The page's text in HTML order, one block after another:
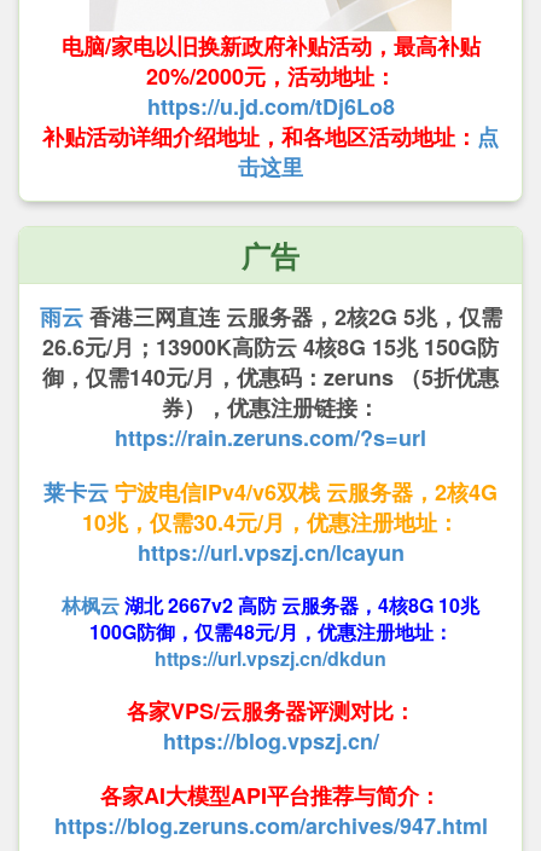
电脑/家电以旧换新政府补贴活动，最高补贴
20%/2000元，活动地址：
https://u.jd.com/tDj6Lo8
补贴活动详细介绍地址，和各地区活动地址： 点
击这里
广告
雨云香港三网直连 云服务器，2核2G 5兆，仅需
26.6元/月；13900K高防云 4核8G 15兆 150G防
御，仅需140元/月，优惠码：zeruns （5折优惠
券），优惠注册链接：
https://rain.zeruns.com/?s=url
莱卡云宁波电信IPv4/v6双栈 云服务器，2核4G
10兆，仅需30.4元/月，优惠注册地址：
https://url.vpszj.cn/lcayun
林枫云湖北 2667v2 高防 云服务器，4核8G 10兆
100G防御，仅需48元/月，优惠注册地址：
https://url.vpszj.cn/dkdun
各家VPS/云服务器评测对比：
https://blog.vpszj.cn/
各家AI大模型API平台推荐与简介：
https://blog.zeruns.com/archives/947.html